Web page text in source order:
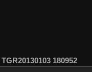
TGR20130103 180952